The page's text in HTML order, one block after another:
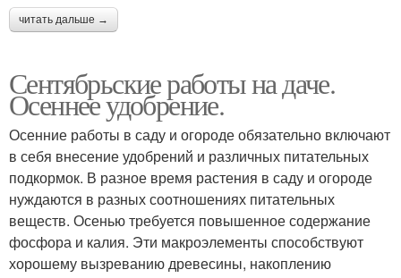
читать дальше →
Сентябрьские работы на даче.
Осеннее удобрение.
Осенние работы в саду и огороде обязательно включают
в себя внесение удобрений и различных питательных
подкормок. В разное время растения в саду и огороде
нуждаются в разных соотношениях питательных
веществ. Осенью требуется повышенное содержание
фосфора и калия. Эти макроэлементы способствуют
хорошему вызреванию древесины, накоплению